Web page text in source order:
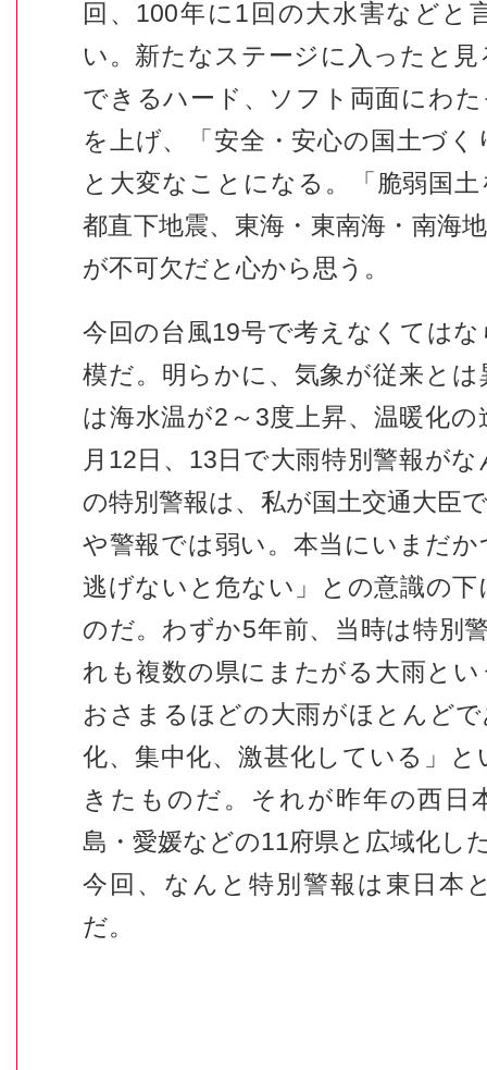
回、100年に1回の大水害などと
い。新たなステージに入ったと
できるハード、ソフト両面にわ
を上げ、「安全・安心の国土づ
と大変なことになる。「脆弱国
都直下地震、東海・東南海・南海
が不可欠だと心から思う。
今回の台風19号で考えなくては
模だ。明らかに、気象が従来と
は海水温が2～3度上昇、温暖化
月12日、13日で大雨特別警報が
の特別警報は、私が国土交通大臣
や警報では弱い。本当にいまだ
逃げないと危ない」との意識の
のだ。わずか5年前、当時は特別
れも複数の県にまたがる大雨と
おさまるほどの大雨がほとんど
化、集中化、激甚化している」
きたものだ。それが昨年の西日
島・愛媛などの11府県と広域化し
今回、なんと特別警報は東日本
だ。